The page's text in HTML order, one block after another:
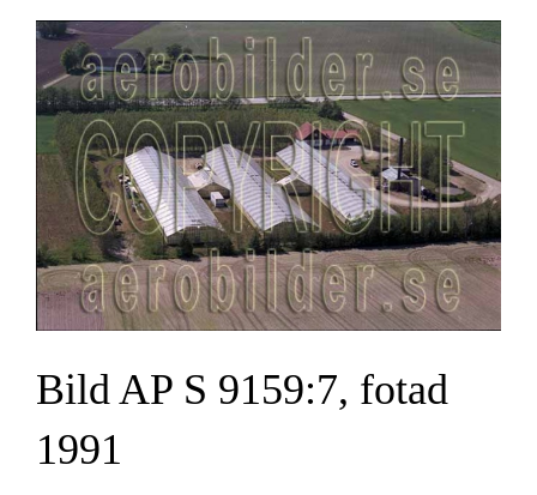
Bild AP S 9159:7, fotad
1991